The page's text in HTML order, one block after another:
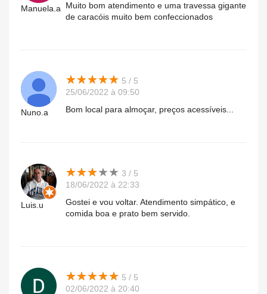
Manuela.a
Muito bom atendimento e uma travessa gigante
de caracóis muito bem confeccionados
Nuno.a
★★★★★
★★★★★ 5 / 5
25/06/2022 à 09:50
Bom local para almoçar, preços acessíveis...
Luis.u
★★★★★
★★★★★ 3 / 5
18/06/2022 à 22:33
Gostei e vou voltar. Atendimento simpático, e
comida boa e prato bem servido.
★★★★★
★★★★★ 5 / 5
02/06/2022 à 20:40